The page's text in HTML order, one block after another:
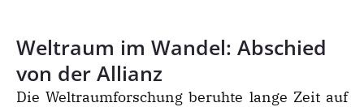
Weltraum im Wandel: Abschied
von der Allianz
Die Weltraumforschung beruhte lange Zeit auf